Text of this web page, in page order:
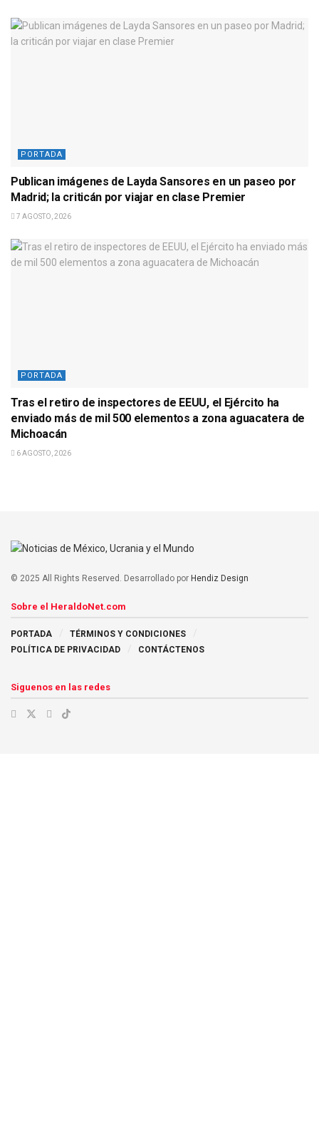
PORTADA
Publican imágenes de Layda Sansores en un paseo por
Madrid; la criticán por viajar en clase Premier
7 AGOSTO, 2026
PORTADA
Tras el retiro de inspectores de EEUU, el Ejército ha
enviado más de mil 500 elementos a zona aguacatera de
Michoacán
6 AGOSTO, 2026
© 2025 All Rights Reserved. Desarrollado por Hendiz Design
Sobre el HeraldoNet.com
PORTADA
TÉRMINOS Y CONDICIONES
POLÍTICA DE PRIVACIDAD
CONTÁCTENOS
Siguenos en las redes